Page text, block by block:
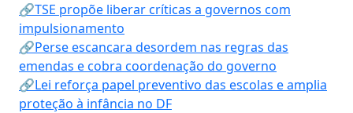
🔗TSE propõe liberar críticas a governos com
impulsionamento
🔗Perse escancara desordem nas regras das
emendas e cobra coordenação do governo
🔗Lei reforça papel preventivo das escolas e amplia
proteção à infância no DF